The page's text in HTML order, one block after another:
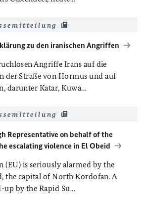
zu den iranischen Angriffen
Angriffe Irans auf die
der Straße von Hormus und auf
darunter Katar, Kuwa...
Representative on behalf of the
escalating violence in El Obeid
(EU) is seriously alarmed by the
the capital of North Kordofan. A
by the Rapid Su...